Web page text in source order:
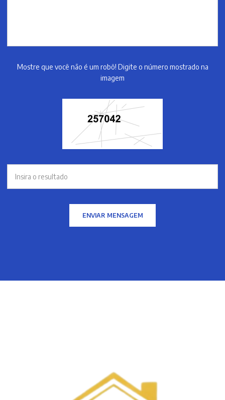
Mostre que você não é um robô! Digite o número mostrado na
imagem
ENVIAR MENSAGEM